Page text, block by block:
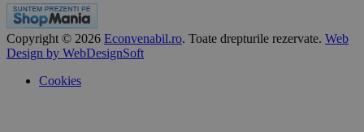
Copyright © 2026 Econvenabil.ro. Toate drepturile rezervate. Web
Design by WebDesignSoft
Cookies